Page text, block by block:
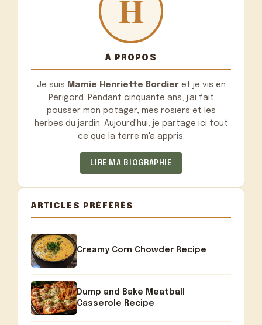
À PROPOS
Je suis Mamie Henriette Bordieret je vis en
Périgord. Pendant cinquante ans, j'ai fait
pousser mon potager, mes rosiers et les
herbes du jardin. Aujourd'hui, je partage ici tout
ce que la terre m'a appris.
LIRE MA BIOGRAPHIE
ARTICLES PRÉFÉRÉS
Creamy Corn Chowder Recipe
Dump and Bake Meatball
Casserole Recipe